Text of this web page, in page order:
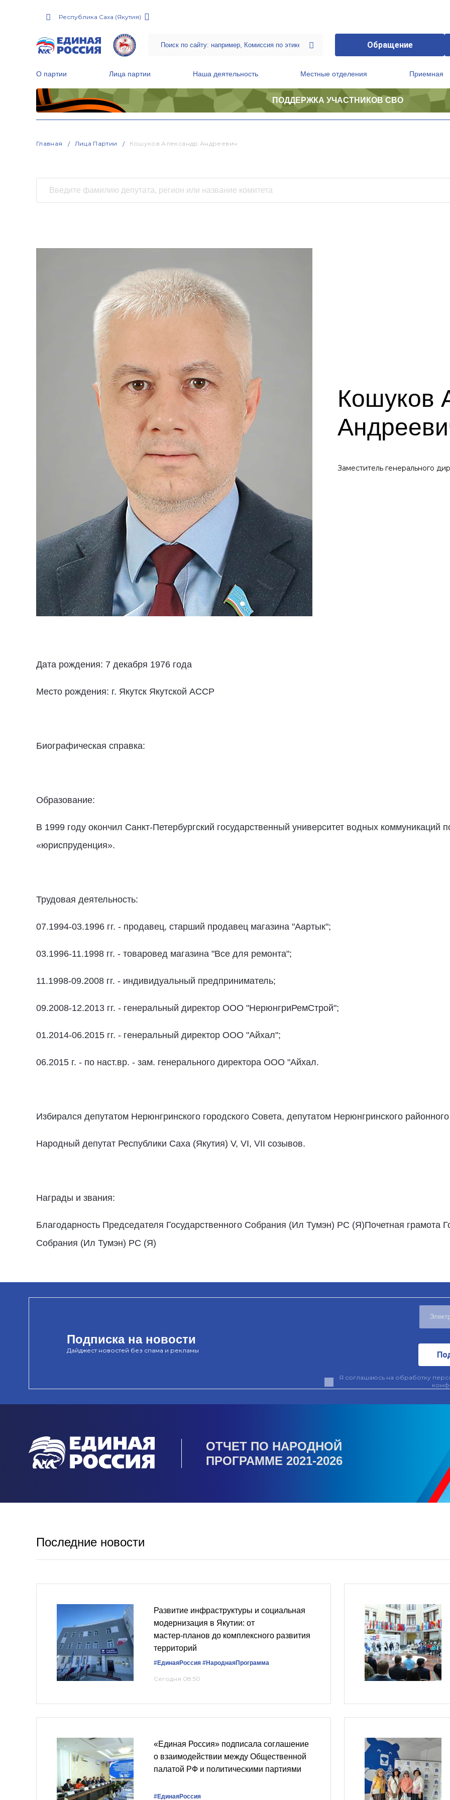
Республика Саха (Якутия)
Обращение
О партии Лица партии Наша деятельность Местные отделения Приемная
ПОДДЕРЖКА УЧАСТНИКОВ СВО
Главная Лица Партии Кошуков Александр Андреевич
Кошуков
Заместитель генерального
Дата рождения: 7 декабря 1976 года
Место рождения: г. Якутск Якутской АССР
Биографическая справка:
Образование:
В 1999 году окончил Санкт-Петербургский государственный университет водных коммуникаций
«юриспруденция».
Трудовая деятельность:
07.1994-03.1996 гг. - продавец, старший продавец магазина "Аартык";
03.1996-11.1998 гг. - товаровед магазина "Все для ремонта";
11.1998-09.2008 гг. - индивидуальный предприниматель;
09.2008-12.2013 гг. - генеральный директор ООО "НерюнгриРемСтрой";
01.2014-06.2015 гг. - генеральный директор ООО "Айхал";
06.2015 г. - по наст.вр. - зам. генерального директора ООО "Айхал.
Избирался депутатом Нерюнгринского городского Совета, депутатом Нерюнгринского
Народный депутат Республики Саха (Якутия) V, VI, VII созывов.
Награды и звания:
Благодарность Председателя Государственного Собрания (Ил Тумэн) РС (Я)Почетная грамота
Собрания (Ил Тумэн) РС (Я)
Подписка на новости
Дайджест новостей без спама и рекламы
Я соглашаюсь на обработку
ОТЧЕТ ПО НАРОДНОЙ
ПРОГРАММЕ 2021-2026
Последние новости
Развитие инфраструктуры и социальная
модернизация в Якутии: от
мастер‑планов до комплексного развития
территорий
#ЕдинаяРоссия #НароднаяПрограмма
Сегодня 08:50
«Единая Россия» подписала соглашение
о взаимодействии между Общественной
палатой РФ и политическими партиями
#ЕдинаяРоссия